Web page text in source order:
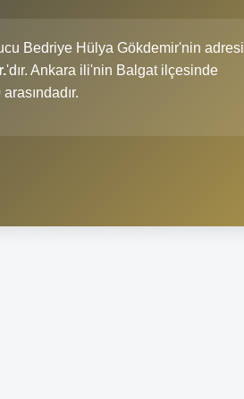
Bedriye Hülya Gökdemir'nin adresi
'dır. Ankara ili'nin Balgat ilçesinde
arasındadır.